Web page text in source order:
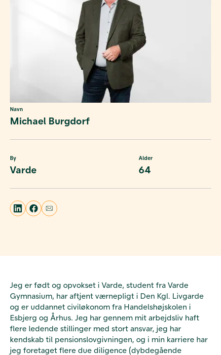
Navn
Michael Burgdorf
By
Varde
Alder
64
Jeg er født og opvokset i Varde, student fra Varde
Gymnasium, har aftjent værnepligt i Den Kgl. Livgarde
og er uddannet civiløkonom fra Handelshøjskolen i
Esbjerg og Århus. Jeg har gennem mit arbejdsliv haft
flere ledende stillinger med stort ansvar, jeg har
kendskab til pensionslovgivningen, og i min karriere har
jeg foretaget flere due diligence (dybdegående